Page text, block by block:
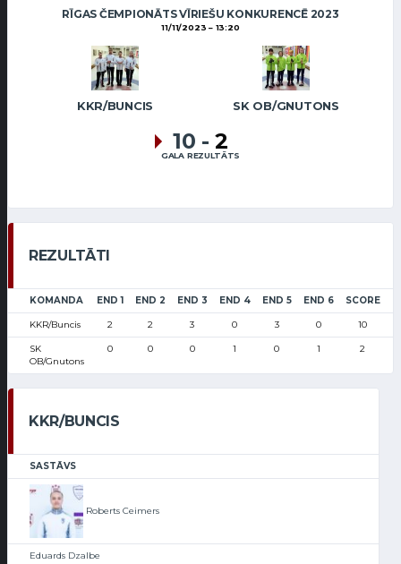
RĪGAS ČEMPIONĀTS VĪRIEŠU KONKURENCĒ 2023
11/11/2023 13:20
KKR/BUNCIS SK OB/GNUTONS
10 - 2
GALA REZULTĀTS
REZULTĀTI
KOMANDA END 1 END 2 END 3 END 4 END 5 END 6 SCORE
KKR/Buncis 2 2 3 0 3 0 10
SK
OB/Gnutons
0 0 0 1 0 1 2
KKR/BUNCIS
SASTĀVS
Roberts Ceimers
Eduards Dzalbe